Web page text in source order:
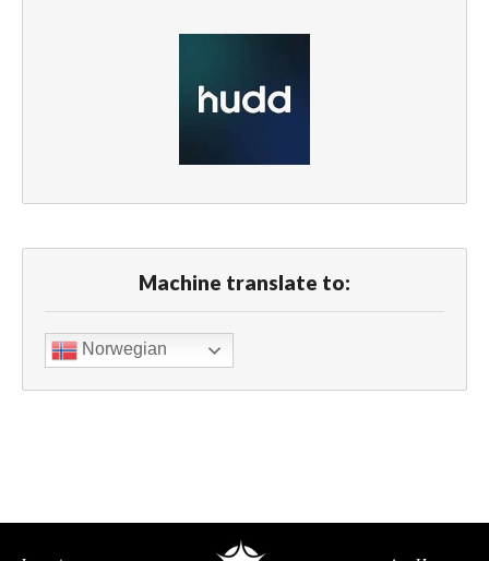
Machine translate to:
Norwegian